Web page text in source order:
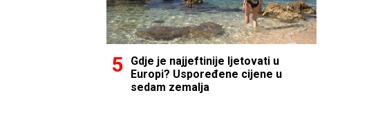
Gdje je najjeftinije ljetovati u
Europi? Uspoređene cijene u
sedam zemalja